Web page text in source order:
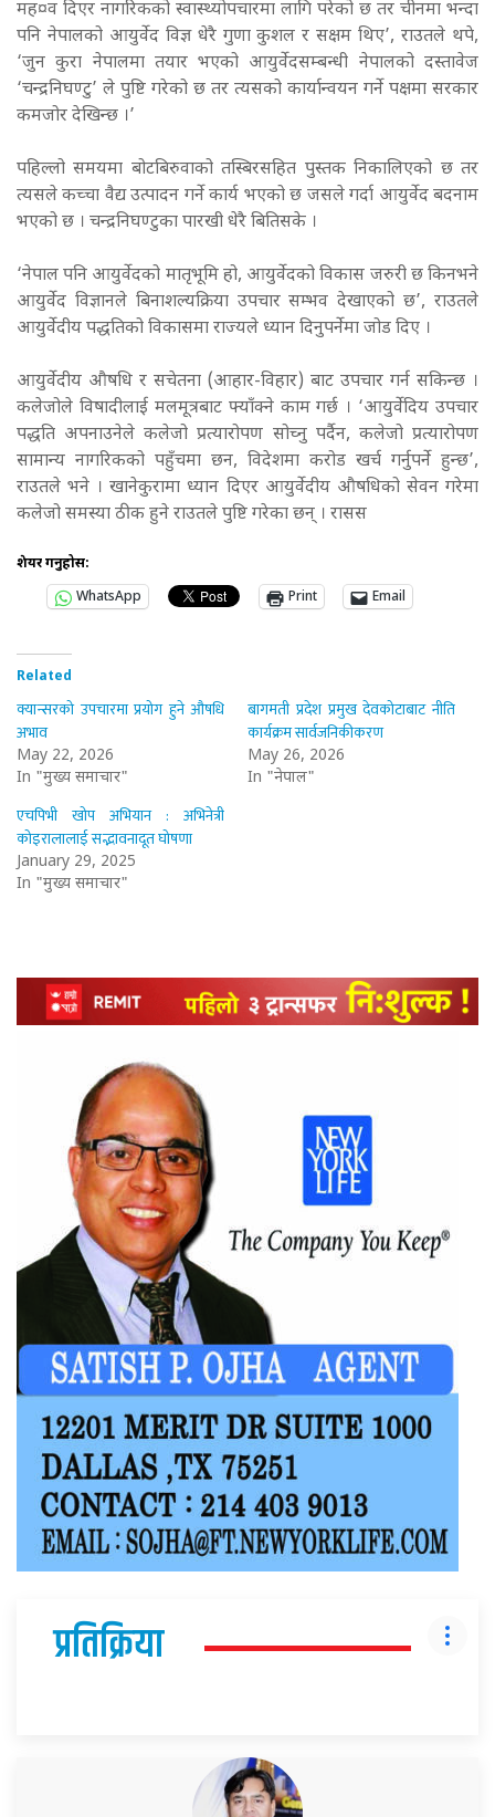
मह¤व दिएर नागरिकको स्वास्थ्योपचारमा लागि परेको छ तर चीनमा भन्दा
पनि नेपालको आयुर्वेद विज्ञ धेरै गुणा कुशल र सक्षम थिए’, राउतले थपे,
‘जुन कुरा नेपालमा तयार भएको आयुर्वेदसम्बन्धी नेपालको दस्तावेज
‘चन्द्रनिघण्टु’ ले पुष्टि गरेको छ तर त्यसको कार्यान्वयन गर्ने पक्षमा सरकार
कमजोर देखिन्छ ।’
पहिल्लो समयमा बोटबिरुवाको तस्बिरसहित पुस्तक निकालिएको छ तर
त्यसले कच्चा वैद्य उत्पादन गर्ने कार्य भएको छ जसले गर्दा आयुर्वेद बदनाम
भएको छ । चन्द्रनिघण्टुका पारखी धेरै बितिसके ।
‘नेपाल पनि आयुर्वेदको मातृभूमि हो, आयुर्वेदको विकास जरुरी छ किनभने
आयुर्वेद विज्ञानले बिनाशल्यक्रिया उपचार सम्भव देखाएको छ’, राउतले
आयुर्वेदीय पद्धतिको विकासमा राज्यले ध्यान दिनुपर्नेमा जोड दिए ।
आयुर्वेदीय औषधि र सचेतना (आहार-विहार) बाट उपचार गर्न सकिन्छ ।
कलेजोले विषादीलाई मलमूत्रबाट फ्याँक्ने काम गर्छ । ‘आयुर्वेदिय उपचार
पद्धति अपनाउनेले कलेजो प्रत्यारोपण सोच्नु पर्दैन, कलेजो प्रत्यारोपण
सामान्य नागरिकको पहुँचमा छन, विदेशमा करोड खर्च गर्नुपर्ने हुन्छ’,
राउतले भने ।खानेकुरामा ध्यान दिएर आयुर्वेदीय औषधिको सेवन गरेमा
कलेजो समस्या ठीक हुने राउतले पुष्टि गरेका छन् । रासस
शेयर गर्नुहोस:
WhatsApp
Print Email
Related
क्यान्सरको उपचारमा प्रयोग हुने औषधि
अभाव
May 22, 2026
In "मुख्य समाचार"
बागमती प्रदेश प्रमुख देवकोटाबाट नीति
कार्यक्रम सार्वजनिकीकरण
May 26, 2026
In "नेपाल"
एचपिभी खोप अभियान : अभिनेत्री
कोइरालालाई सद्भावनादूत घोषणा
January 29, 2025
In "मुख्य समाचार"
प्रतिक्रिया